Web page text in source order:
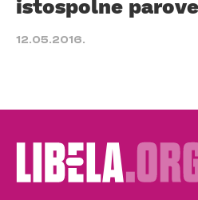
istospolne
12.05.2016.